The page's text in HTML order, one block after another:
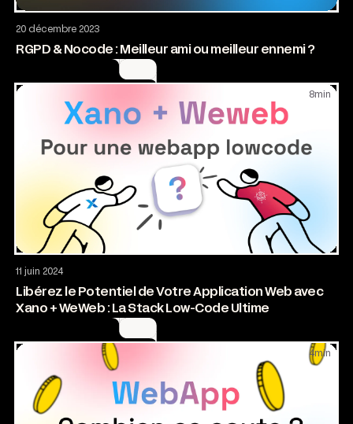
20 décembre 2023
RGPD & Nocode : Meilleur ami ou meilleur ennemi ?
11 juin 2024
Libérez le Potentiel de Votre Application Web avec
Xano + WeWeb : La Stack Low-Code Ultime
8 min
4 min